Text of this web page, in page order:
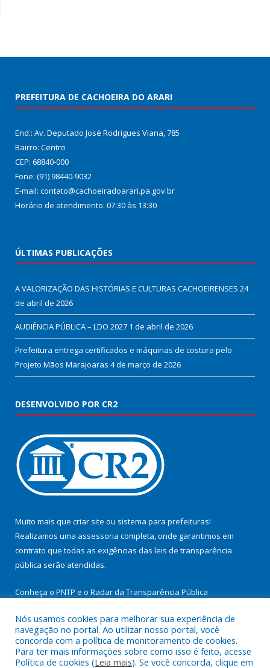
PREFEITURA DE CACHOEIRA DO ARARI
End.: Av. Deputado José Rodrigues Viana, 785
Bairro: Centro
CEP: 68840-000
Fone: (91) 98440-9032
E-mail: contato@cachoeiradoarari.pa.gov.br
Horário de atendimento: 07:30 às 13:30
ÚLTIMAS PUBLICAÇÕES
A VALORIZAÇÃO DAS HISTÓRIAS E CULTURAS CACHOEIRENSES 24
de abril de 2026
AUDIÊNCIA PÚBLICA – LDO 2027 1 de abril de 2026
Prefeitura entrega certificados e máquinas de costura pelo
Projeto Mãos Marajoaras 4 de março de 2026
DESENVOLVIDO POR CR2
Muito mais que criar site ou sistema para prefeituras!
Realizamos uma assessoria completa, onde garantimos em
contrato que todas as exigências das leis de transparência
pública serão atendidas.
Conheça o PNTP e o Radar da Transparência Pública
Todos os direitos reservados a Prefeitura Municipal de
Nós usamos cookies para melhorar sua experiência de
navegação no portal. Ao utilizar nosso portal, você
concorda com a política de monitoramento de cookies.
Para ter mais informações sobre como isso é feito, acesse
Política de cookies (Leia mais). Se você concorda, clique em